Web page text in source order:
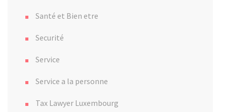
Santé et Bien etre
Securité
Service
Service a la personne
Tax Lawyer Luxembourg